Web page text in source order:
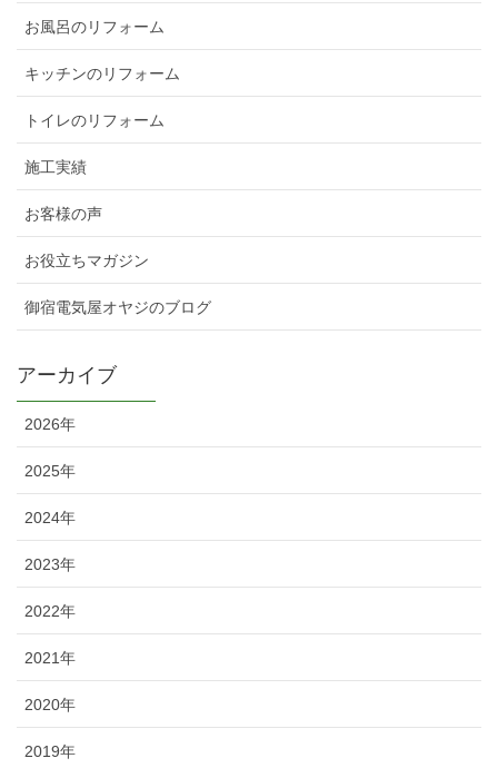
お風呂のリフォーム
キッチンのリフォーム
トイレのリフォーム
施工実績
お客様の声
お役立ちマガジン
御宿電気屋オヤジのブログ
アーカイブ
2026年
2025年
2024年
2023年
2022年
2021年
2020年
2019年